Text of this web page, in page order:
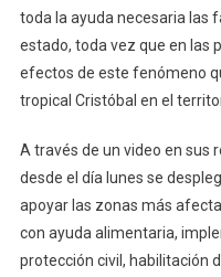
Por
Afirma
El
Mauricio
toda la ayuda necesaria las
estado, toda vez que en las
efectos de este fenómeno
tropical Cristóbal en el
A través de un video en sus
desde el día lunes se
apoyar las zonas más
con ayuda alimentaria,
protección civil, habilitación